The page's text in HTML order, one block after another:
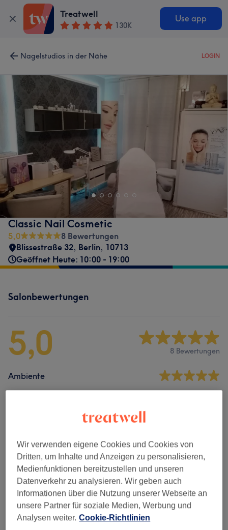
Treatwell
130K
Use app
Nagelstudios in der Nähe LOGIN
Classic Nail Cosmetic
5,0
8 Bewertungen
Blissestraße 32, Berlin, 10713
Geöffnet Heute: 10:00 - 19:00
Salonbewertungen
5,0 8 Bewertungen
Ambiente
Bewertungen filtern
Bewertung Nach Sternen filtern
Wir verwenden eigene Cookies und Cookies von
Dritten, um Inhalte und Anzeigen zu personalisieren,
Medienfunktionen bereitzustellen und unseren
Datenverkehr zu analysieren. Wir geben auch
Informationen über die Nutzung unserer Webseite an
unsere Partner für soziale Medien, Werbung und
Analysen weiter. Cookie-Richtlinien